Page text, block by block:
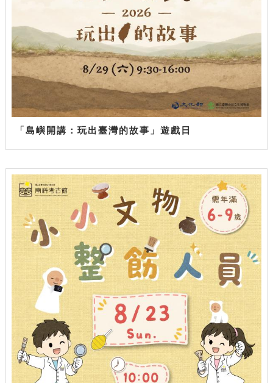
「島嶼開講：玩出臺灣的故事」遊戲日